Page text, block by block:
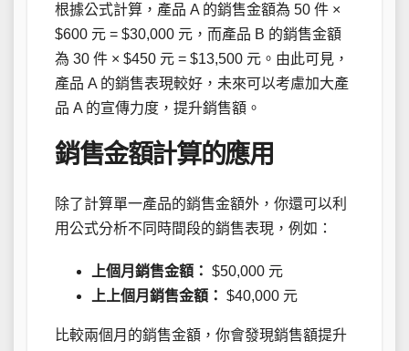
根據公式計算，產品 A 的銷售金額為 50 件 ×
$600 元 = $30,000 元，而產品 B 的銷售金額
為 30 件 × $450 元 = $13,500 元。由此可見，
產品 A 的銷售表現較好，未來可以考慮加大產
品 A 的宣傳力度，提升銷售額。
銷售金額計算的應用
除了計算單一產品的銷售金額外，你還可以利
用公式分析不同時間段的銷售表現，例如：
上個月銷售金額： $50,000 元
上上個月銷售金額： $40,000 元
比較兩個月的銷售金額，你會發現銷售額提升